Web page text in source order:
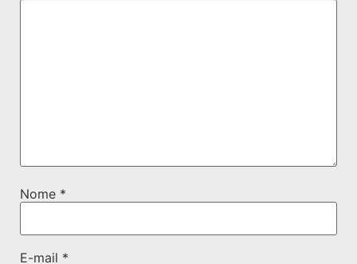
Nome *
E-mail *